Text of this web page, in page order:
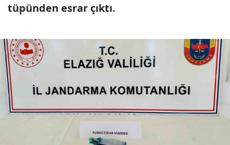
tüpünden esrar çıktı.